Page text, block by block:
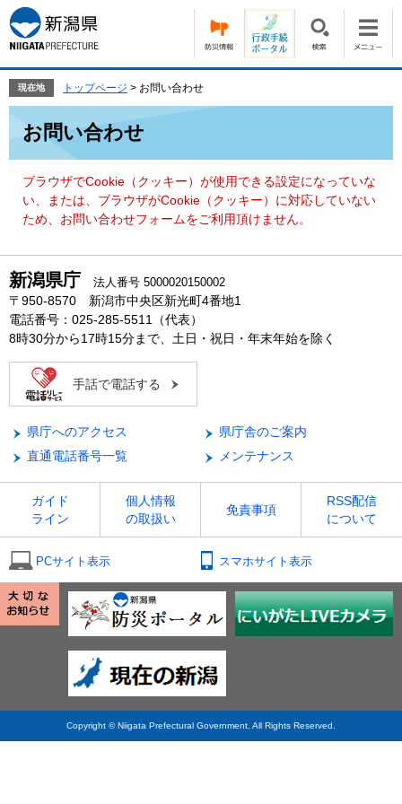
ー
ジ
の
頭
す。
ニ
ュ
ー
飛
て
現在地 トップページ > お問い合わせ
お問い合わせ
ブラウザでCookie（クッキー）が使用できる設定になっていな
い、または、ブラウザがCookie（クッキー）に対応していない
ため、お問い合わせフォームをご利用頂けません。
新潟県庁 法人番号 5000020150002
〒950-8570 新潟市中央区新光町4番地1
電話番号：025-285-5511（代表）
8時30分から17時15分まで、土日・祝日・年末年始を除く
手話で電話する
県庁へのアクセス
県庁舎のご案内
直通電話番号一覧
メンテナンス
ガイド
ライン
個人情報
の取扱い
免責事項
RSS配信
について
PCサイト表示 スマホサイト表示
Copyright © Niigata Prefectural Government. All Rights Reserved.